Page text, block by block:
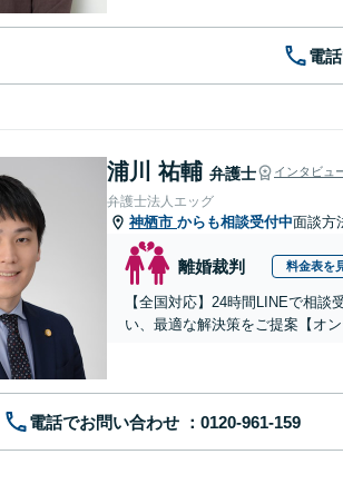
電
浦川 祐輔 弁護士 インタビュ
弁護士法人エッグ
神栖市 からも相談受付中面談方
離婚裁判 料金表を
【全国対応】24時間LINEで相
い、最適な解決策をご提案【オ
電話でお問い合わせ